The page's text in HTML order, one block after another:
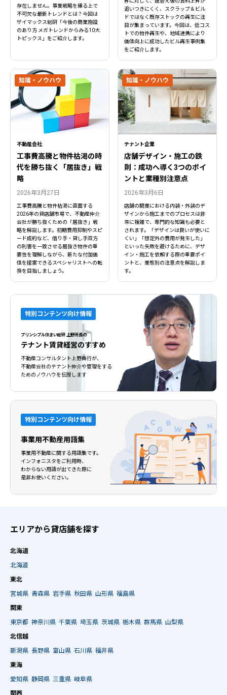
閉じる
存在しません。事業戦略を練る上で
不可欠な最新トレンドとは？今回は
ザイマックス総研「今後の商業施設
のあり方 メガトレンドからみる10大
トピックス」をご紹介します。
追いつきにくく、スクラップ＆ビル
ドではなく既存ストックの再生に注
目が集まっています。今回は、低コス
トでの物件再生や、地域連携により
価値向上に成功したビル再生事例集
をご紹介します。
不動産会社
工事費高騰と物件枯渇の時
代を勝ち抜く「居抜き」戦
略
2026年3月27日
工事費高騰と物件枯渇に直面する
2026年の貸店舗市場で、不動産仲介
会社が勝ち抜くための「居抜き」戦
略を解説します。初期費用抑制やスピ
ード成約など、借り手・貸し手双方
の利害を一致させる居抜き物件の重
要性を理解しながら、新たな付加価
値を提案できるスペシャリストへの転
換を目指しましょう。
知識・ノウハウ
テナント企業
店舗デザイン・施工の鉄
則：成功へ導く3つのポイ
ントと業種別注意点
2026年3月6日
店舗の開業における内装・外装のデ
ザインから施工までのプロセスは非
常に複雑で、専門的な知識も必要と
されます。「デザインは良いが使いに
くい」「想定外の費用が発生した」
といった失敗を避けるために、デザ
イン・施工を依頼する際の重要ポイ
ントと、業態別の注意点を解説しま
す。
知識・ノウハウ
特別コンテンツ向け情報
プリンシプル住まい総研 上野所長の
テナント賃貸経営のすすめ
不動産コンサルタント上野典行が、
不動産会社のテナント仲介や管理をする
ためのノウハウを伝授します
特別コンテンツ向け情報
事業用不動産用語集
事業用不動産に関する用語集です。
インフォニスタをご利用時、
わからない用語が出てきた際に
是非お使いください。
エリアから貸店舗を探す
北海道
北海道
東北
宮城県 青森県 岩手県 秋田県 山形県 福島県
関東
東京都 神奈川県 千葉県 埼玉県 茨城県 栃木県 群馬県 山梨県
北信越
新潟県 長野県 富山県 石川県 福井県
東海
愛知県 静岡県 三重県 岐阜県
関西